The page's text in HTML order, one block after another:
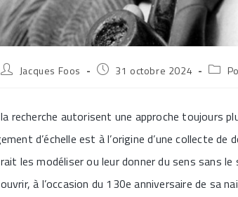
Auteur/autrice
publication :
Jacques Foos
Publication
31 octobre 2024
Post
la recherche autorisent une approche toujours
d’échelle est à l’origine d’une collecte
les modéliser ou leur donner du sens sans
à l’occasion du 130e anniversaire de sa